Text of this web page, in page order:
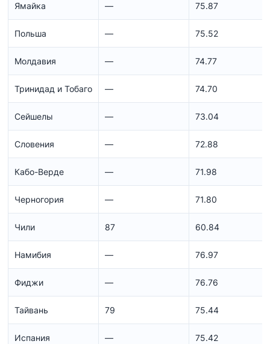
Ямайка — 75.87
Польша — 75.52
Молдавия — 74.77
Тринидад и Тобаго — 74.70
Сейшелы — 73.04
Словения — 72.88
Кабо-Верде — 71.98
Черногория — 71.80
Чили 87 60.84
Намибия — 76.97
Фиджи — 76.76
Тайвань 79 75.44
Испания — 75.42